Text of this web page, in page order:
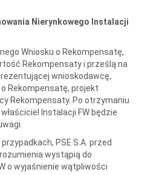
Nierynkowego Instalacji
Wniosku o Rekompensatę,
Rekompensaty i prześlą na
wnioskodawcę,
Rekompensatę, projekt
Rekompensaty. Po otrzymaniu
Instalacji FW będzie
PSE S.A. przed
wystąpią do
o wyjaśnienie wątpliwości